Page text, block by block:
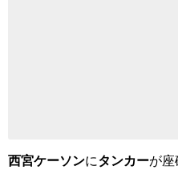
西宮ケーソンにタンカーが座